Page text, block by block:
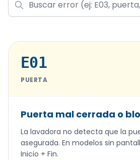
E01
PUERTA
Puerta mal cerrada o
La lavadora no detecta que la
asegurada. En modelos sin
Inicio + Fin.